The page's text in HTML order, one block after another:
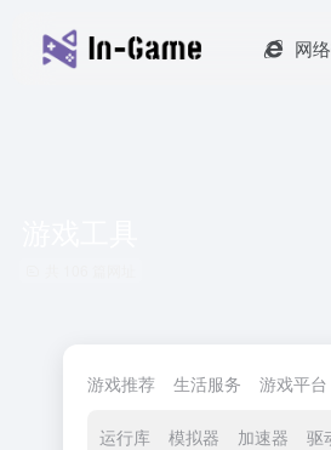
网
游戏推荐 生活服务 游戏平台
运行库 模拟器 加速器 驱